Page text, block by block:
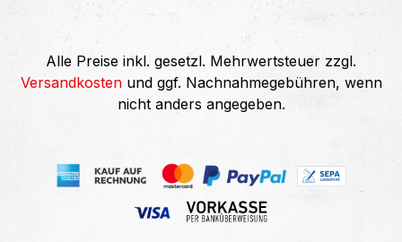
Alle Preise inkl. gesetzl. Mehrwertsteuer zzgl.
Versandkostenund ggf. Nachnahmegebühren, wenn
nicht anders angegeben.